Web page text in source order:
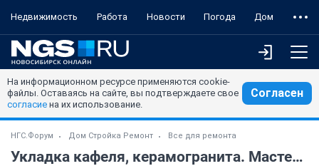
Недвижимость Работа Новости Погода Дом
На информационном ресурсе применяются cookie-
файлы. Оставаясь на сайте, вы подтверждаете свое
согласие на их использование.
Согласен
НГС.Форум Дом Стройка Ремонт Все для ремонта
Укладка кафеля, керамогранита. Мастера. Вопросы. Расценки. (часть 3)